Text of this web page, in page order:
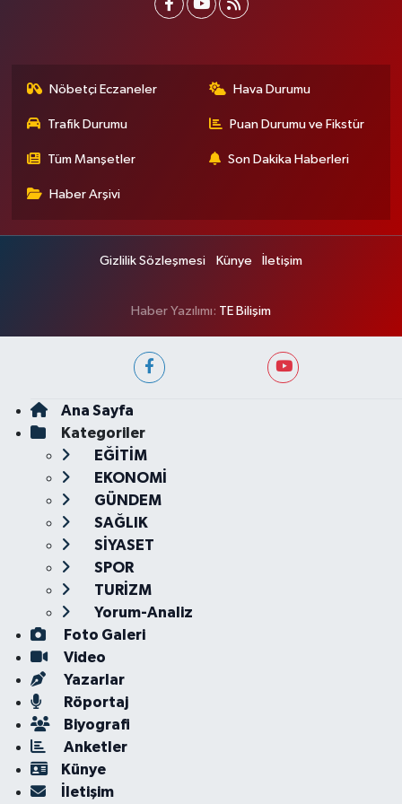
Nöbetçi Eczaneler Hava Durumu
Trafik Durumu Puan Durumu ve Fikstür
Tüm Manşetler Son Dakika Haberleri
Haber Arşivi
Gizlilik Sözleşmesi Künye İletişim
Haber Yazılımı: TE Bilişim
Ana Sayfa
Kategoriler
EĞİTİM
EKONOMİ
GÜNDEM
SAĞLIK
SİYASET
SPOR
TURİZM
Yorum-Analiz
Foto Galeri
Video
Yazarlar
Röportaj
Biyografi
Anketler
Künye
İletişim